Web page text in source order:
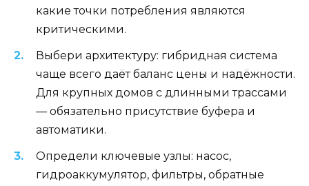
какие точки потребления являются
критическими.
Выбери архитектуру: гибридная система
чаще всего даёт баланс цены и надёжности.
Для крупных домов с длинными трассами
— обязательно присутствие буфера и
автоматики.
Определи ключевые узлы: насос,
гидроаккумулятор, фильтры, обратные